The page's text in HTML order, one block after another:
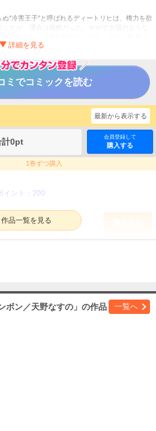
“冷害王子”と呼ばれるディートリヒは、権力を欲
たが、運命は残酷だった。やがて太陽のような
はあり得ないことに4年前の13歳の頃に戻ってい
いが、やり直せるなら、今度こそ婚約者マルグ
方がわからなかった。いとおしかったからこ
が、彼女はどんなにディートリヒに傷つけられ
る最後の瞬間まで、ディートリヒのために祈りを
。なんとしても生き抜いて、マルグリットとと
ばれる王子のリベンジが始まる！
王子が賢王と呼ばれるまで～導いたのは不器
祈りでした～(話売り)
ンボン／天野なすの
コメ
ャンピオン
ミでコミックを読む
計0pt 会員登録して
購入する
1巻ずつ購入
最新から表示する
イント： 200
イント：
購入する
ボン／天野なすの」の作品 一覧へ